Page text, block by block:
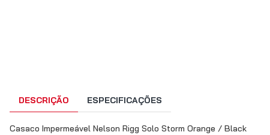
DESCRIÇÃO ESPECIFICAÇÕES
Casaco Impermeável Nelson Rigg Solo Storm Orange / Black